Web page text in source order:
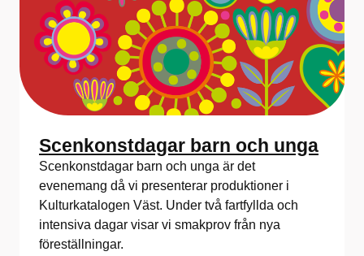
Scenkonstdagar barn och unga
Scenkonstdagar barn och unga är det
evenemang då vi presenterar produktioner i
Kulturkatalogen Väst. Under två fartfyllda och
intensiva dagar visar vi smakprov från nya
föreställningar.